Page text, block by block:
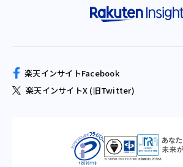
楽天インサイトFacebook
楽天インサイトX (旧Twitter)